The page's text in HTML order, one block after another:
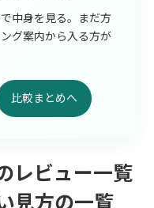
中身を見る。まだ方
グ案内から入る方が
比較まとめへ
レビュー一覧